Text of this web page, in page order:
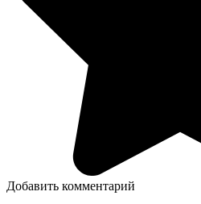
Добавить комментарий